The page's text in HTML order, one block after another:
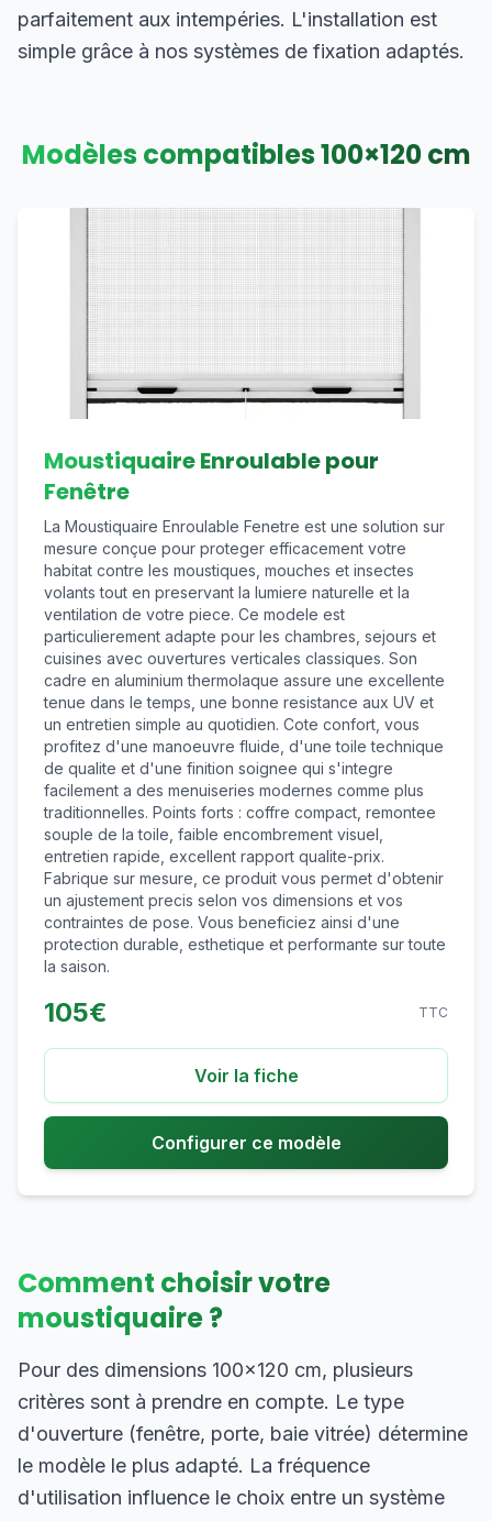
parfaitement aux intempéries. L'installation est
simple grâce à nos systèmes de fixation adaptés.
Modèles compatibles100×120cm
Moustiquaire Enroulable pour
Fenêtre
La Moustiquaire Enroulable Fenetre est une solution sur
mesure conçue pour proteger efficacement votre
habitat contre les moustiques, mouches et insectes
volants tout en preservant la lumiere naturelle et la
ventilation de votre piece. Ce modele est
particulierement adapte pour les chambres, sejours et
cuisines avec ouvertures verticales classiques. Son
cadre en aluminium thermolaque assure une excellente
tenue dans le temps, une bonne resistance aux UV et
un entretien simple au quotidien. Cote confort, vous
profitez d'une manoeuvre fluide, d'une toile technique
de qualite et d'une finition soignee qui s'integre
facilement a des menuiseries modernes comme plus
traditionnelles. Points forts : coffre compact, remontee
souple de la toile, faible encombrement visuel,
entretien rapide, excellent rapport qualite-prix.
Fabrique sur mesure, ce produit vous permet d'obtenir
un ajustement precis selon vos dimensions et vos
contraintes de pose. Vous beneficiez ainsi d'une
protection durable, esthetique et performante sur toute
la saison.
105€ TTC
Voir la fiche
Configurer ce modèle
Comment choisir votre
moustiquaire ?
Pour des dimensions 100×120 cm, plusieurs
critères sont à prendre en compte. Le type
d'ouverture (fenêtre, porte, baie vitrée) détermine
le modèle le plus adapté. La fréquence
d'utilisation influence le choix entre un système